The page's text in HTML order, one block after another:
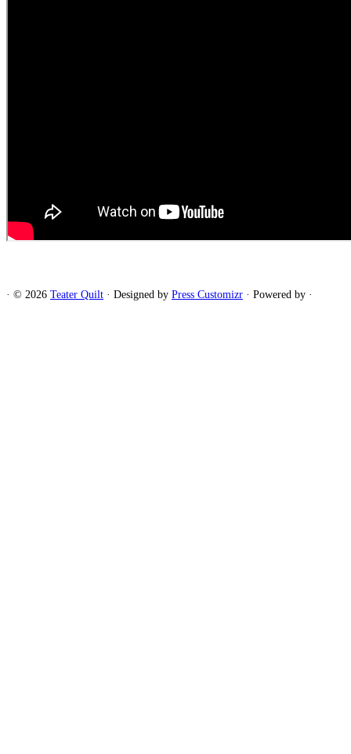
· © 2026 Teater Quilt · Designed by Press Customizr · Powered by ·